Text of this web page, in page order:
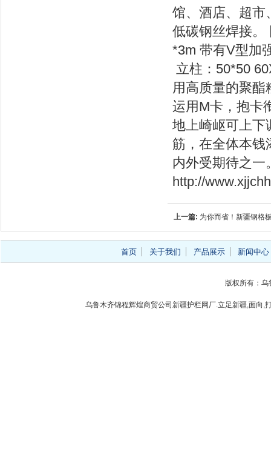
馆、酒店、超市
低碳钢丝焊接。
*3m 带有V型加
立柱：50*50
用高质量的聚
运用M卡，抱卡
地上崎岖可上下
筋，在全体本钱
内外受期待之一
http://
上一篇: 为你而省！新疆钢格
首页 关于我们 产品展示 新闻中心
版权所有：乌
乌鲁木齐锦程辉煌商贸公司新疆护栏网厂.立足新疆,面向,